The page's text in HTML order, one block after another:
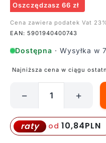
Oszczędzasz 66 zł
Cena zawiera podatek Vat
EAN: 5901940400743
Dostępna · Wysyłka
Najniższa cena w ciągu
wisząca
Tula
− +
raty od 10,84PLN